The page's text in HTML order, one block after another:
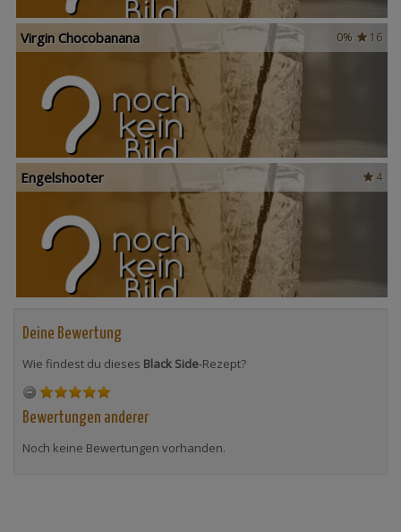
16
0%
Virgin Chocobanana
4
Engelshooter
Deine Bewertung
Wie findest du dieses Black Side-Rezept?
Bewertungen anderer
Noch keine Bewertungen vorhanden.